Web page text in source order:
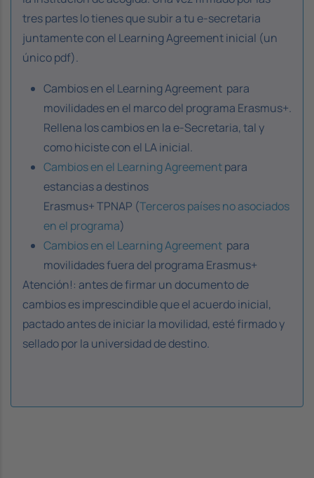
tres partes lo tienes que subir a tu e-secretaria
juntamente con el Learning Agreement inicial (un
único pdf).
Cambios en el Learning Agreement para
movilidades en el marco del programa Erasmus+.
Rellena los cambios en la e-Secretaria, tal y
como hiciste con el LA inicial.
Cambios en el Learning Agreementpara
estancias a destinos
Erasmus+ TPNAP (Terceros países no asociados
en el programa)
Cambios en el Learning Agreement para
movilidades fuera del programa Erasmus+
Atención!: antes de firmar un documento de
cambios es imprescindible que el acuerdo inicial,
pactado antes de iniciar la movilidad, esté firmado y
sellado por la universidad de destino.